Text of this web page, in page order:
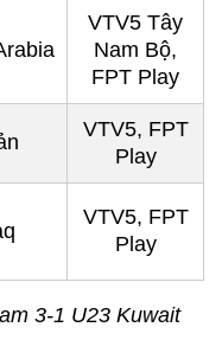
VTV5 Tây
Nam Bộ,
FPT Play
VTV5, FPT
Play
VTV5, FPT
Play
3-1 U23 Kuwait